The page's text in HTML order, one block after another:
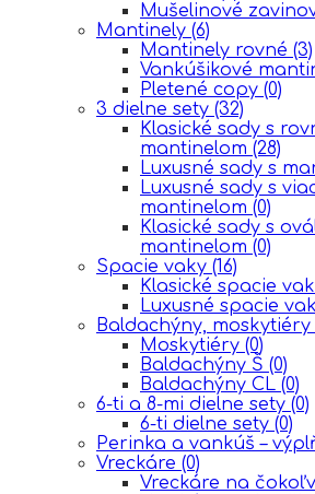
Mušelinové
Mantinely (6)
Mantinely rovné (3)
Vankúšikové
Pletené copy (0)
3 dielne sety (32)
Klasické sady s
mantinelom (28)
Luxusné sady s
Luxusné sady s
mantinelom (0)
Klasické sady s
mantinelom (0)
Spacie vaky (16)
Klasické spacie
Luxusné spacie
Baldachýny, moskytiéry
Moskytiéry (0)
Baldachýny Š (0)
Baldachýny CL (0)
6-ti a 8-mi dielne sety (0)
6-ti dielne sety (0)
Perinka a vankúš –
Vreckáre (0)
Vreckáre na